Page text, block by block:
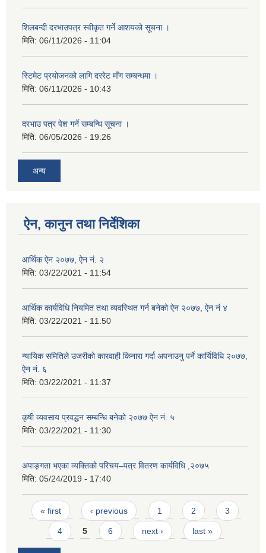
शिलबन्दी दरभाउपत्र स्वीकृत गर्ने आशयको सूचना ।
मिति: 06/11/2026 - 11:04
स्टिमेट प्रयोजनको लागि दररेट माँग सम्बन्धमा ।
मिति: 06/11/2026 - 10:43
दरभाउ पत्र पेश गर्ने सम्बन्धि सूचना ।
मिति: 06/05/2026 - 19:26
अन्य
ऐन, कानुन तथा निर्देशिका
आर्थिक ऐन २०७७, ऐन नं. २
मिति: 03/22/2021 - 11:54
आर्थिक कार्यविधि नियमित तथा व्यवस्थित गर्न बनेको ऐन २०७७, ऐन नं ४
मिति: 03/22/2021 - 11:50
न्यायिक समितिले उजरीकाे कारवाही किनारा गर्दा अपनाउनु पर्ने कार्यिविधि २०७७,
ऐन नं. ६
मिति: 03/22/2021 - 11:37
कृषी व्यवसाय प्रवद्धन सम्बन्धि बनेको २०७७ ऐन नं. ५
मिति: 03/22/2021 - 11:30
अपाङ्गता भएका व्यक्तिको परिचय–पत्र वितरण कार्यविधि ,२०७५
मिति: 05/24/2019 - 17:40
Pages
« first ‹ previous 1 2 3
4 5 6 next › last »